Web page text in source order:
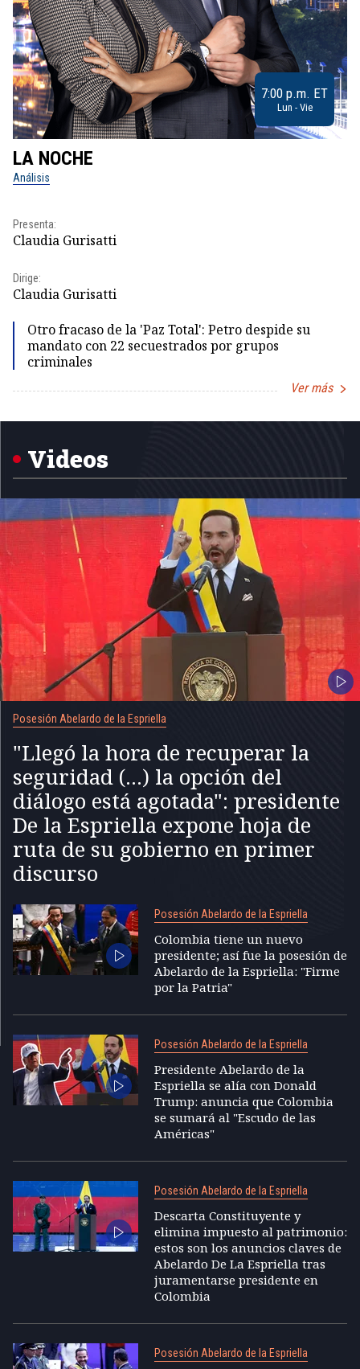
7:00 p.m. ET
Lun - Vie
LA NOCHE
Análisis
Presenta:
Claudia Gurisatti
Dirige:
Claudia Gurisatti
Otro fracaso de la 'Paz Total': Petro despide su
mandato con 22 secuestrados por grupos
criminales
Ver más
1
Videos
Posesión Abelardo de la Espriella
"Llegó la hora de recuperar la
seguridad (...) la opción del
diálogo está agotada": presidente
De la Espriella expone hoja de
ruta de su gobierno en primer
discurso
Posesión Abelardo de la Espriella
Colombia tiene un nuevo
presidente; así fue la posesión de
Abelardo de la Espriella: "Firme
por la Patria"
Posesión Abelardo de la Espriella
Presidente Abelardo de la
Espriella se alía con Donald
Trump: anuncia que Colombia
se sumará al "Escudo de las
Américas"
Posesión Abelardo de la Espriella
Descarta Constituyente y
elimina impuesto al patrimonio:
estos son los anuncios claves de
Abelardo De La Espriella tras
juramentarse presidente en
Colombia
Posesión Abelardo de la Espriella